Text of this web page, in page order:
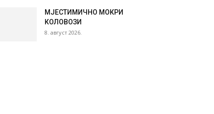
МЈЕСТИМИЧНО МОКРИ
КОЛОВОЗИ
8. август 2026.